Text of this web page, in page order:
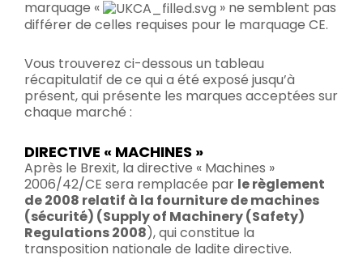
marquage «
» ne semblent pas
différer de celles requises pour le marquage CE.
Vous trouverez ci-dessous un tableau
récapitulatif de ce qui a été exposé jusqu’à
présent, qui présente les marques acceptées sur
chaque marché :
DIRECTIVE « MACHINES »
Après le Brexit, la directive « Machines »
2006/42/CE sera remplacée par le règlement
de 2008 relatif à la fourniture de machines
(sécurité) (Supply of Machinery (Safety)
Regulations 2008), qui constitue la
transposition nationale de ladite directive.